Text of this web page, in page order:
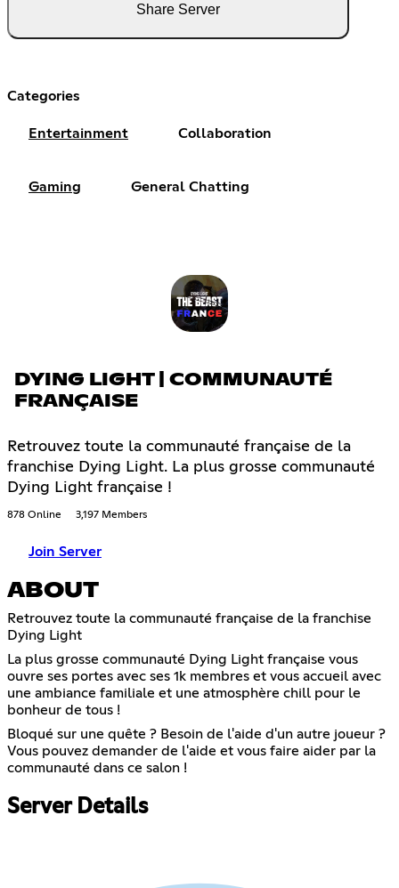
Share Server
Categories
Entertainment Collaboration
Gaming General Chatting
DYING LIGHT | COMMUNAUTÉ
FRANÇAISE
Retrouvez toute la communauté française de la
franchise Dying Light. La plus grosse communauté
Dying Light française !
878 Online 3,197 Members
Join Server
ABOUT
Retrouvez toute la communauté française de la franchise
Dying Light
La plus grosse communauté Dying Light française vous
ouvre ses portes avec ses 1k membres et vous accueil avec
une ambiance familiale et une atmosphère chill pour le
bonheur de tous !
Bloqué sur une quête ? Besoin de l'aide d'un autre joueur ?
Vous pouvez demander de l'aide et vous faire aider par la
communauté dans ce salon !
Server Details